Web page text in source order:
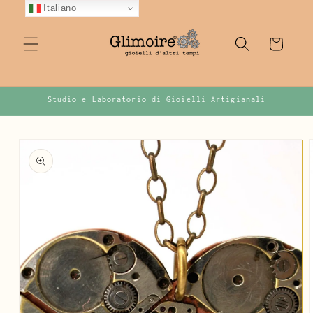
direttamente
Carrello
Studio e Laboratorio di Gioielli Artigianali
Passa alle
informazioni
sul prodotto
Italiano